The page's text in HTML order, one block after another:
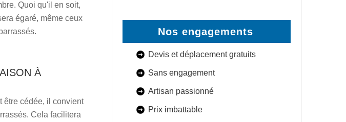
Quoi qu'il en soit,
égaré, même ceux
À
être cédée, il convient
Cela facilitera
Nos engagements
Devis et déplacement gratuits
Sans engagement
Artisan passionné
Prix imbattable